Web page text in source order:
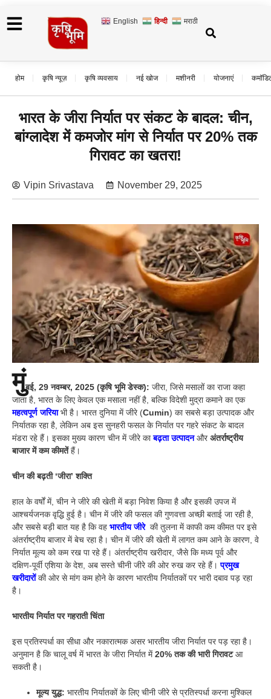
English हिन्दी मराठी
होम कृषि न्यूज़ कृषि व्यवसाय नई खोज मशीनरी योजनाएं
भारत के जीरा निर्यात पर संकट के बादल: चीन,
बांग्लादेश में कमजोर मांग से निर्यात पर 20% तक
गिरावट का खतरा!
Vipin Srivastava November 29, 2025
मुंबई, 29 नवम्बर, 2025 (कृषि भूमि डेस्क): जीरा, जिसे मसालों का राजा कहा
जाता है, भारत के लिए केवल एक मसाला नहीं है, बल्कि विदेशी मुद्रा कमाने का एक
महत्वपूर्ण जरिया भी है। भारत दुनिया में जीरे (Cumin) का सबसे बड़ा उत्पादक और
निर्यातक रहा है, लेकिन अब इस सुनहरी फसल के निर्यात पर गहरे संकट के बादल
मंडरा रहे हैं। इसका मुख्य कारण चीन में जीरे काबढ़ता उत्पादन औरअंतर्राष्ट्रीय
बाजार में कम कीमतेंहैं।
चीन की बढ़ती ‘जीरा’ शक्ति
हाल के वर्षों में, चीन ने जीरे की खेती में बड़ा निवेश किया है और इसकी उपज में
आश्चर्यजनक वृद्धि हुई है। चीन में जीरे की फसल की गुणवत्ता अच्छी बताई जा रही है,
और सबसे बड़ी बात यह है कि वह भारतीय जीरे की तुलना में काफी कम कीमत पर इसे
अंतर्राष्ट्रीय बाजार में बेच रहा है। चीन में जीरे की खेती में लागत कम आने के कारण, वे
निर्यात मूल्य को कम रख पा रहे हैं। अंतर्राष्ट्रीय खरीदार, जैसे कि मध्य पूर्व और
दक्षिण-पूर्वी एशिया के देश, अब सस्ते चीनी जीरे की ओर रुख कर रहे हैं।प्रमुख
खरीदारोंकी ओर से मांग कम होने के कारण भारतीय निर्यातकों पर भारी दबाव पड़ रहा
है।
भारतीय निर्यात पर गहराती चिंता
इस प्रतिस्पर्धा का सीधा और नकारात्मक असर भारतीय जीरा निर्यात पर पड़ रहा है।
अनुमान है कि चालू वर्ष में भारत के जीरा निर्यात में20% तक की भारी गिरावटआ
सकती है।
मूल्य युद्ध: भारतीय निर्यातकों के लिए चीनी जीरे से प्रतिस्पर्धा करना मुश्किल